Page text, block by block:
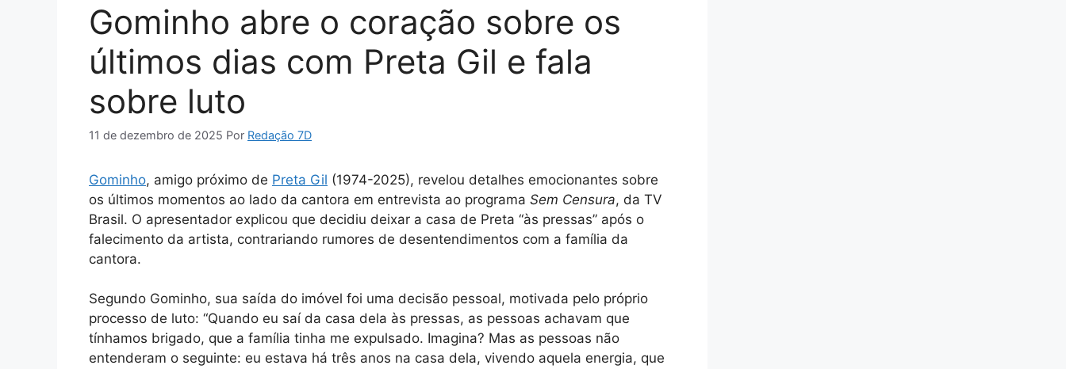
Gominho abre o coração sobre os
últimos dias com Preta Gil e fala
sobre luto
11 de dezembro de 2025 Por Redação 7D
Gominho, amigo próximo de Preta Gil (1974-2025), revelou detalhes emocionantes sobre
os últimos momentos ao lado da cantora em entrevista ao programa Sem Censura, da TV
Brasil. O apresentador explicou que decidiu deixar a casa de Preta “às pressas” após o
falecimento da artista, contrariando rumores de desentendimentos com a família da
cantora.
Segundo Gominho, sua saída do imóvel foi uma decisão pessoal, motivada pelo próprio
processo de luto: “Quando eu saí da casa dela às pressas, as pessoas achavam que
tínhamos brigado, que a família tinha me expulsado. Imagina? Mas as pessoas não
entenderam o seguinte: eu estava há três anos na casa dela, vivendo aquela energia, que